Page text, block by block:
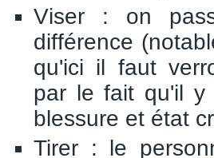
Viser : on
différence
qu'ici il faut
par le fait qu'il y
blessure et état
Tirer : le